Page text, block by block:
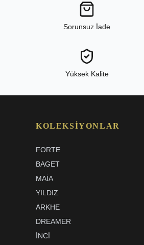
Sorunsuz İade
Yüksek Kalite
KOLEKSIYONLAR
FORTE
BAGET
MAIA
YILDIZ
ARKHE
DREAMER
İNCI